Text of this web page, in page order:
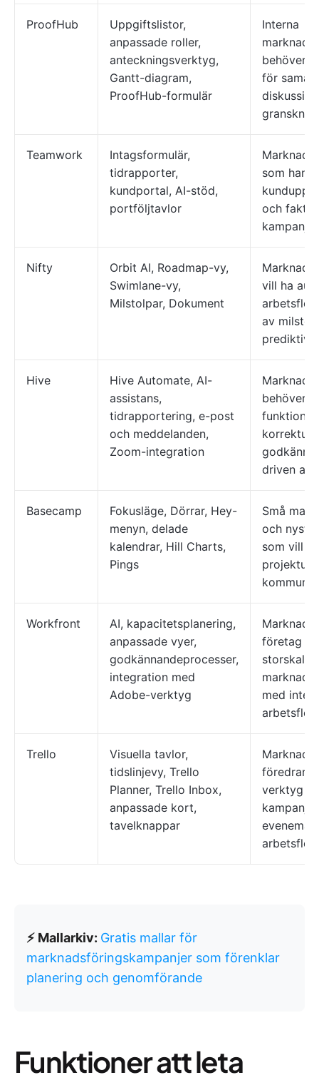
ProofHub
Uppgiftslistor,
anpassade roller,
anteckningsverktyg,
Gantt-diagram,
ProofHub-formulär
Interna
behöver
för
Teamwork
Intagsformulär,
tidrapporter,
kundportal, AI-stöd,
portföljtavlor
som
och
Nifty
Orbit AI, Roadmap-vy,
Swimlane-vy,
Milstolpar, Dokument
vill ha
av
prediktiva
Hive
Hive Automate, AI-
assistans,
tidrapportering, e-post
och meddelanden,
Zoom-integration
behöver
driven
Basecamp
Fokusläge, Dörrar, Hey-
menyn, delade
kalendrar, Hill Charts,
Pings
Små
och
som vill
Workfront
AI, kapacitetsplanering,
anpassade vyer,
godkännandeprocesser,
integration med
Adobe-verktyg
företag
med
Trello
Visuella tavlor,
tidslinjevy, Trello
Planner, Trello Inbox,
anpassade kort,
tavelknappar
föredrar
verktyg
⚡ Mallarkiv: Gratis mallar för
marknadsföringskampanjer som förenklar
planering och genomförande
Funktioner att leta